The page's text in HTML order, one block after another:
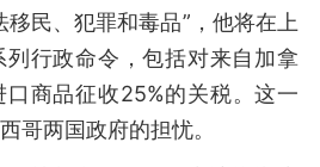
移民、犯罪和毒品”，他将在上
行政命令，包括对来自加拿
商品征收25%的关税。这一
哥两国政府的担忧。